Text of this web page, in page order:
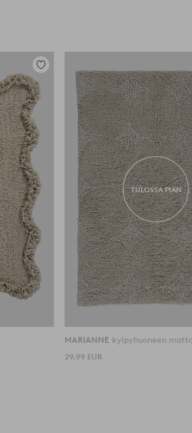
Lisää
suosikkeihin
TULOSSA PIAN
MARIANNE kylpyhuoneen matto
29,99 EUR